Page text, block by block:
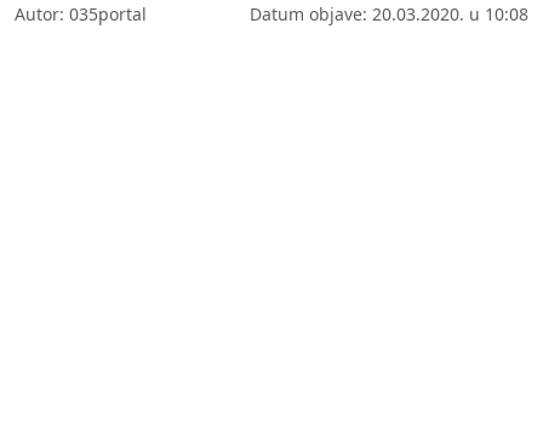
Autor: 035portal Datum objave: 20.03.2020. u 10:08